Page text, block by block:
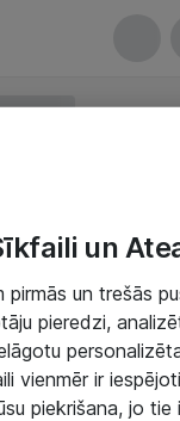
un
pirmās un trešās
pieredzi,
vienmēr ir
piekrišana, jo tie